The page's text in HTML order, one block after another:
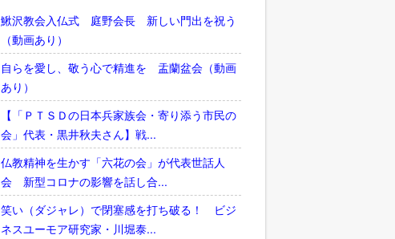
鰍沢教会入仏式 庭野会長 新しい門出を祝う
（動画あり）
自らを愛し、敬う心で精進を 盂蘭盆会（動画
あり）
【「ＰＴＳＤの日本兵家族会・寄り添う市民の
会」代表・黒井秋夫さん】戦...
仏教精神を生かす「六花の会」が代表世話人
会 新型コロナの影響を話し合...
笑い（ダジャレ）で閉塞感を打ち破る！ ビジ
ネスユーモア研究家・川堀泰...